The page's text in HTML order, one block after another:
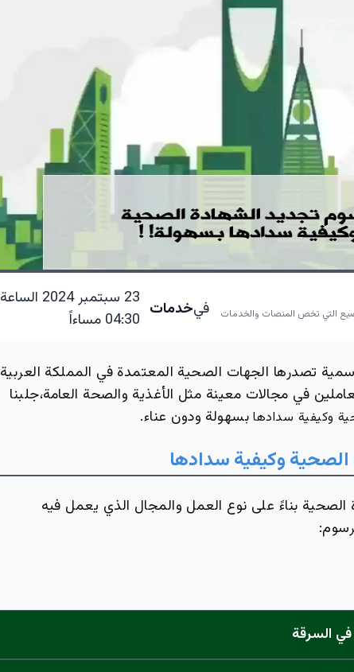
التي تخص المنصات والخدمات
فيخدمات
23 سبتمبر 2024 الساعة
04:30 مساءاً
تصدرها الجهات الصحية المعتمدة في المملكة العربية
في مجالات معينة مثل الأغذية والصحة العامة،جلبنا
وكيفية سدادها بسهولة ودون عناء.
الصحيةوكيفيةسدادها
بناءً على نوع العمل والمجال الذي يعمل فيه
السرقة